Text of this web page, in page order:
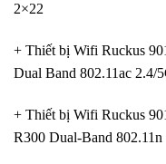
2×22
+ Thiết bị Wifi Ruckus
Dual Band 802.11ac 2.4/
+ Thiết bị Wifi Ruckus
R300 Dual-Band